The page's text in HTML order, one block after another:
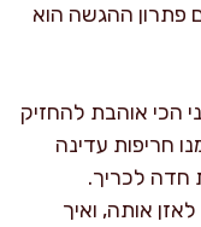
פתרון ההגשה הוא
הכי אוהבת להחזיק
חריפות עדינה
חדה לכריך.
אותה, ואיך